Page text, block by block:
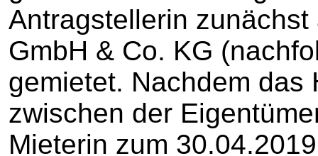
Antragstellerin
GmbH & Co. KG
gemietet. Nachdem das
zwischen der
Mieterin zum